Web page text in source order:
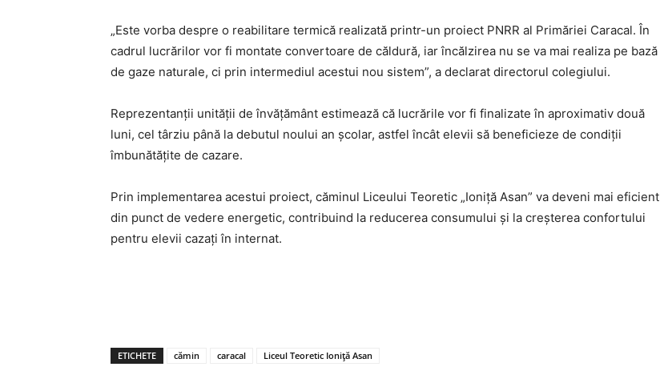
„Este vorba despre o reabilitare termică realizată printr-un proiect PNRR al Primăriei Caracal. În
cadrul lucrărilor vor fi montate convertoare de căldură, iar încălzirea nu se va mai realiza pe bază
de gaze naturale, ci prin intermediul acestui nou sistem”, a declarat directorul colegiului.
Reprezentanții unității de învățământ estimează că lucrările vor fi finalizate în aproximativ două
luni, cel târziu până la debutul noului an școlar, astfel încât elevii să beneficieze de condiții
îmbunătățite de cazare.
Prin implementarea acestui proiect, căminul Liceului Teoretic „Ioniță Asan” va deveni mai eficient
din punct de vedere energetic, contribuind la reducerea consumului și la creșterea confortului
pentru elevii cazați în internat.
ETICHETE cămin caracal Liceul Teoretic Ioniță Asan